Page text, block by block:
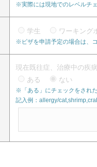
※実際には現地でのレベルチ
学生 ワーキン
※ビザを申請予定の場合は、
現在既往症、治療中の疾
ある
ない
※「ある」にチェックをされ
記入例：allergy/